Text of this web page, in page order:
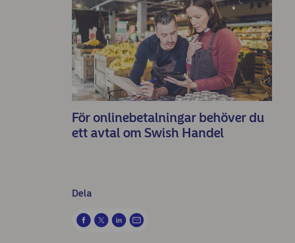
För onlinebetalningar behöver du
ett avtal om Swish Handel
Dela